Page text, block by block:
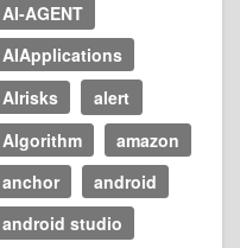
AI-AGENT
AIApplications
AIrisks
alert
Algorithm
amazon
anchor
android
android studio